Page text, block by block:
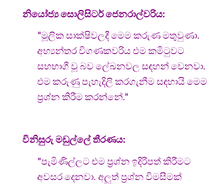
නියෝජ්‍ය සොලිසිටර් ජෙනරාල්වරිය:
"මූලික සාක්ෂිවලදී මෙම කරුණ මතුවුණා.
අභ්‍යන්තර විගණකවරිය එම කමිටුවට
සහභාගී වූ බව ලේඛනවල සඳහන් වෙනවා.
එම කරුණු පැහැදිලි කරගැනීම සඳහායි මෙම
ප්‍රශ්න කිරීම කරන්නේ."
විනිසුරු මඩුල්ලේ තීරණය:
"පැමිණිල්ලට එම ප්‍රශ්න ඉදිරිපත් කිරීමට
අවසර දෙනවා. අලුත් ප්‍රශ්න විමසීමක්